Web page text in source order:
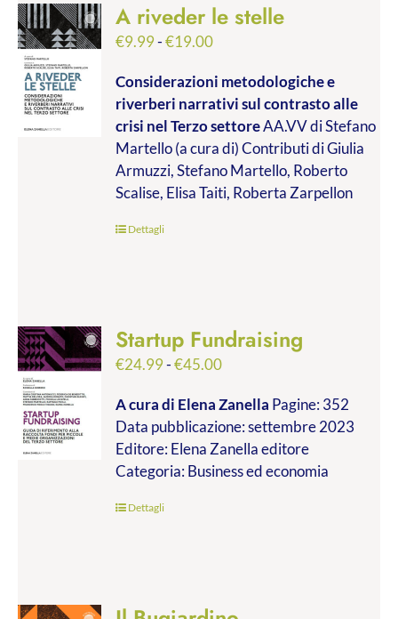
A riveder le stelle
€9.99-€19.00Fascia
prezzo:
da
€9.99
a
€19.00
Considerazioni metodologiche e
riverberi narrativi sul contrasto alle
crisi nel Terzo settoreAA.VV di Stefano
Martello (a cura di) Contributi di Giulia
Armuzzi, Stefano Martello, Roberto
Scalise, Elisa Taiti, Roberta Zarpellon
Dettagli
Startup Fundraising
€24.99-€45.00Fascia
prezzo:
da
€24.99
a
A cura di Elena Zanella Pagine: 352
Data pubblicazione: settembre 2023
Editore: Elena Zanella editore
Categoria: Business ed economia
Dettagli